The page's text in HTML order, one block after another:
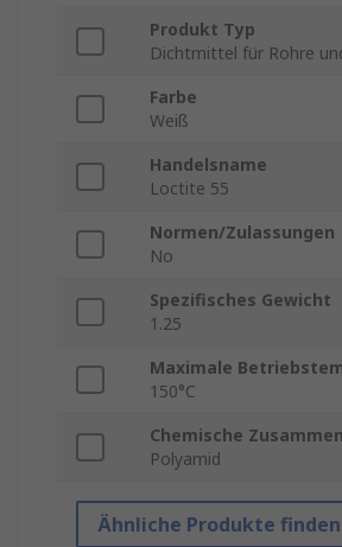
Produkt Typ
Dichtmittel für Rohre
Farbe
Weiß
Handelsname
Loctite 55
Normen/Zulassungen
No
Spezifisches Gewicht
1.25
Maximale
150°C
Chemische
Polyamid
Ähnliche Produkte finden